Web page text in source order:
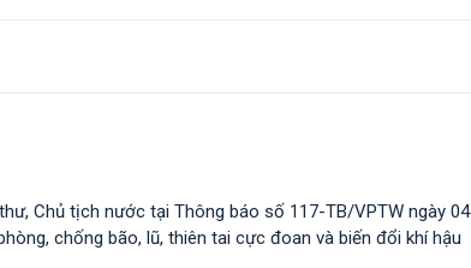
Chủ tịch nước tại Thông báo số 117-TB/VPTW ngày 04
chống bão, lũ, thiên tai cực đoan và biến đổi khí hậu